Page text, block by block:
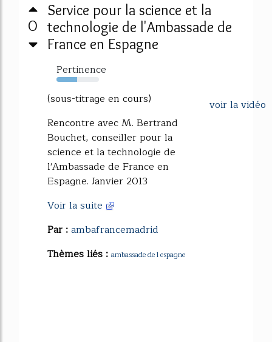
0
Service pour la science et la
technologie de l'Ambassade de
France en Espagne
Pertinence
48%
voir la vidéo
(sous-titrage en cours)
Rencontre avec M. Bertrand
Bouchet, conseiller pour la
science et la technologie de
l'Ambassade de France en
Espagne. Janvier 2013
Voir la suite
Par :ambafrancemadrid
Thèmes liés : ambassade de l espagne